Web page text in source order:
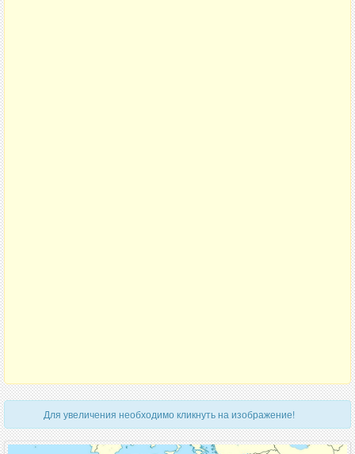
Для увеличения необходимо кликнуть на изображение!